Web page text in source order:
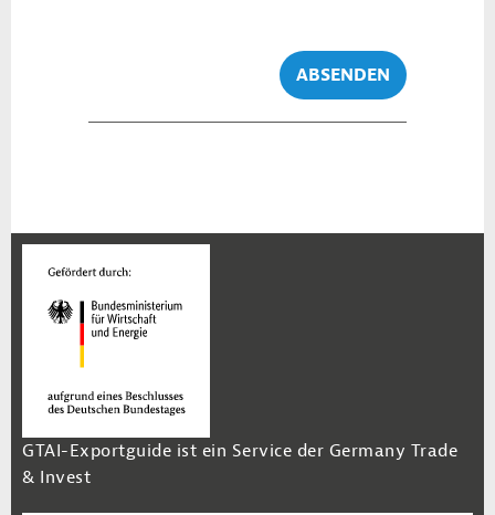
ABSENDEN
GTAI-Exportguide ist ein Service der Germany Trade
& Invest